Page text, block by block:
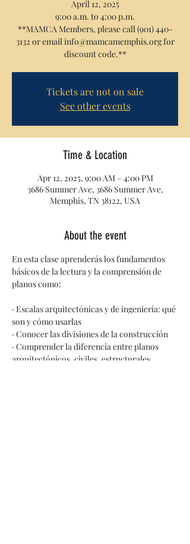
April 12, 2025
9:00 a.m. to 4:00 p.m.
**MAMCA Members, please call (901) 440-
3132 or email info@mamcamemphis.org for
discount code.**
Tickets are not on sale
See other events
Time & Location
Apr 12, 2025, 9:00 AM – 4:00 PM
3686 Summer Ave, 3686 Summer Ave,
Memphis, TN 38122, USA
About the event
En esta clase aprenderás los fundamentos
básicos de la lectura y la comprensión de
planos como:
· Escalas arquitectónicas y de ingeniería: qué
son y cómo usarlas
· Conocer las divisiones de la construcción
· Comprender la diferencia entre planos
arquitectónicos, civiles, estructurales,